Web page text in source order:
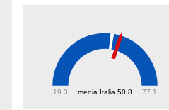
media Italia 50.8
19.3 77.1